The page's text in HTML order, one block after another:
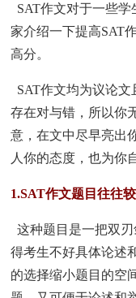
SAT作文对于一些
家介绍一下提高SAT
高分。
SAT作文均为议论
存在对与错，所以你
意，在文中尽早亮出
人你的态度，也为你
1.SAT作文题目往往
这种题目是一把双
得考生不好具体论述
的选择缩小题目的空